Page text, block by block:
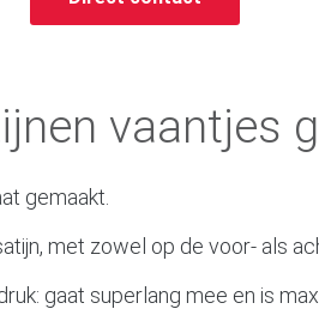
vaantjes
gemaakt.
met zowel op de voor- als
gaat superlang mee en is